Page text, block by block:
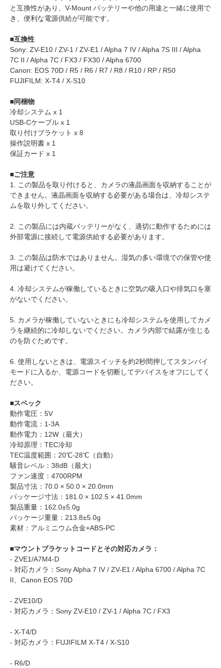
と互換性があり、V-Mount バッテリーや他の用途と一緒に使用で
き、便利な電源供給が可能です。
■互換性
Sony: ZV-E10 / ZV-1 / ZV-E1 / Alpha 7 IV / Alpha 7S III / Alpha
7C II / Alpha 7C / FX3 / FX30 / Alpha 6700
Canon: EOS 70D / R5 / R6 / R7 / R8 / R10 / RP / R50
FUJIFILM: X-T4 / X-S10
■同梱物
冷却システム x 1
USB-Cケーブル x 1
取り付けブラケット x 8
操作説明書 x 1
保証カード x 1
■ご注意
1. この製品を取り付けると、カメラの液晶画面を収納することが
できません。液晶画面を収納する必要がある場合は、冷却システ
ムを取り外してください。
2. この製品には内蔵バッテリーがなく、適切に動作するためには
外部電源に接続して電源供給する必要があります。
3. この製品は防水ではありません。湿気の多い環境での保管や使
用は避けてください。
4. 冷却システムが稼働しているときに空気の吸入口や排気口を塞
がないでください。
5. カメラが稼働していないときにも冷却システムを使用してカメ
ラを継続的に冷却しないでください。カメラ内部で結露が生じる
のを防ぐためです。
6. 使用しないときは、電源スイッチを約2秒間押してスタンバイ
モードに入るか、電源コードを切断してデバイスをオフにしてく
ださい。
■スペック
動作電圧：5V
動作電流：1-3A
動作電力：12W（最大）
冷却原理：TEC冷却
TEC温度範囲：20℃-28℃（自動）
騒音レベル：38dB（最大）
ファン速度：4700RPM
製品寸法：70.0 × 50.0 × 20.0mm
パッケージ寸法：181.0 × 102.5 × 41.0mm
製品重量：162.0±5.0g
パッケージ重量：213.8±5.0g
素材：アルミニウム合金+ABS-PC
■マウントブラケットコードとその対応カメラ：
- ZVE1/A7M4-D
- 対応カメラ：Sony Alpha 7 IV / ZV-E1 / Alpha 6700 / Alpha 7C
II、Canon EOS 70D
- ZVE10/D
- 対応カメラ：Sony ZV-E10 / ZV-1 / Alpha 7C / FX3
- X-T4/D
- 対応カメラ：FUJIFILM X-T4 / X-S10
- R6/D